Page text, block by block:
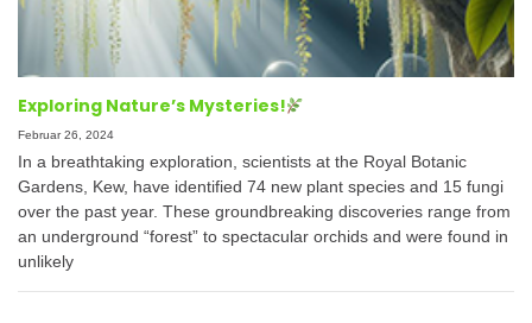
Exploring Nature’s Mysteries!
Februar 26, 2024
In a breathtaking exploration, scientists at the Royal Botanic
Gardens, Kew, have identified 74 new plant species and 15 fungi
over the past year. These groundbreaking discoveries range from
an underground “forest” to spectacular orchids and were found in
unlikely